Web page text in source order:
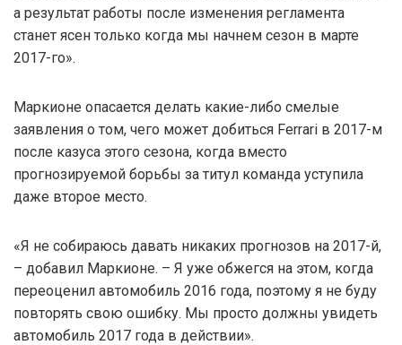
а результат работы после изменения регламента
станет ясен только когда мы начнем сезон в марте
2017-го».
Маркионе опасается делать какие-либо смелые
заявления о том, чего может добиться Ferrari в 2017-м
после казуса этого сезона, когда вместо
прогнозируемой борьбы за титул команда уступила
даже второе место.
«Я не собираюсь давать никаких прогнозов на 2017-й,
– добавил Маркионе. – Я уже обжегся на этом, когда
переоценил автомобиль 2016 года, поэтому я не буду
повторять свою ошибку. Мы просто должны увидеть
автомобиль 2017 года в действии».